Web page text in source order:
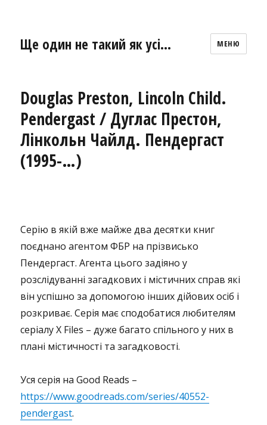
Ще один не такий як усі… МЕНЮ
Douglas Preston, Lincoln Child.
Pendergast / Дуглас Престон,
Лінкольн Чайлд. Пендергаст
(1995-…)
Серію в якій вже майже два десятки книг
поєднано агентом ФБР на прізвисько
Пендергаст. Агента цього задіяно у
розслідуванні загадкових і містичних справ які
він успішно за допомогою інших дійових осіб і
розкриває. Серія має сподобатися любителям
серіалу X Files – дуже багато спільного у них в
плані містичності та загадковості.
Уся серія на Good Reads –
https://www.goodreads.com/series/40552-
pendergast.